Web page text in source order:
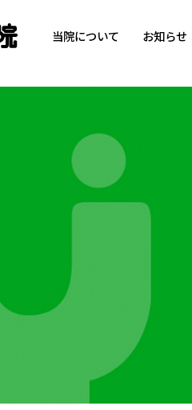
当院について お知らせ